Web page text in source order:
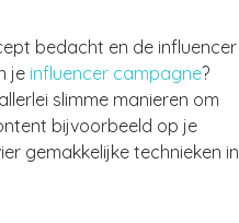
bedacht en de influencer
je influencer campagne?
slimme manieren om
bijvoorbeeld op je
gemakkelijke technieken in